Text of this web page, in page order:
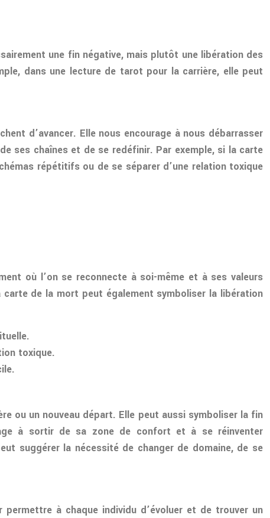
une fin négative, mais plutôt une libération des
dans une lecture de tarot pour la carrière, elle peut
d’avancer. Elle nous encourage à nous débarrasser
ses chaînes et de se redéfinir. Par exemple, si la carte
répétitifs ou de se séparer d’une relation toxique
où l’on se reconnecte à soi-même et à ses valeurs
de la mort peut également symboliser la libération
toxique.
ou un nouveau départ. Elle peut aussi symboliser la fin
à sortir de sa zone de confort et à se réinventer
suggérer la nécessité de changer de domaine, de se
à chaque individu d’évoluer et de trouver un